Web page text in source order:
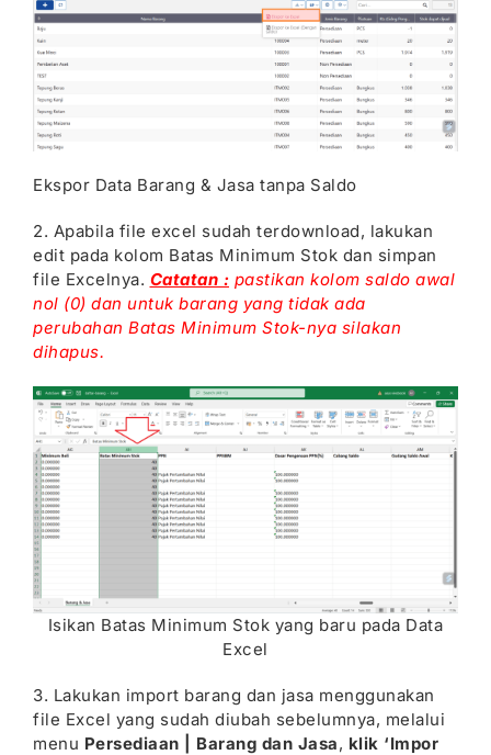
Ekspor Data Barang & Jasa tanpa Saldo
2. Apabila file excel sudah terdownload, lakukan
edit pada kolom Batas Minimum Stok dan simpan
file Excelnya. Catatan : pastikan kolom saldo awal
nol (0) dan untuk barang yang tidak ada
perubahan Batas Minimum Stok-nya silakan
dihapus.
Isikan Batas Minimum Stok yang baru pada Data
Excel
3. Lakukan import barang dan jasa menggunakan
file Excel yang sudah diubah sebelumnya, melalui
menu Persediaan | Barang dan Jasa, klik ‘Impor